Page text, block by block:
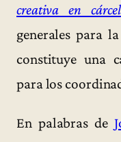
creativa en
generales para
constituye una
para los
En palabras de